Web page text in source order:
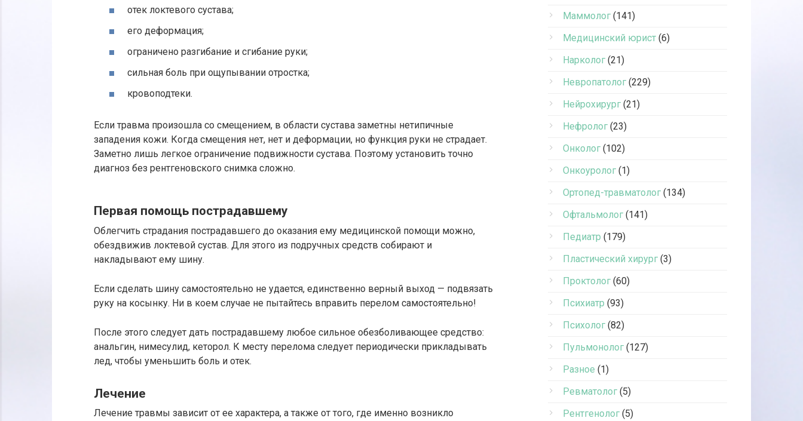
отек локтевого сустава;
его деформация;
ограничено разгибание и сгибание руки;
сильная боль при ощупывании отростка;
кровоподтеки.
Если травма произошла со смещением, в области сустава заметны нетипичные
западения кожи. Когда смещения нет, нет и деформации, но функция руки не страдает.
Заметно лишь легкое ограничение подвижности сустава. Поэтому установить точно
диагноз без рентгеновского снимка сложно.
Первая помощь пострадавшему
Облегчить страдания пострадавшего до оказания ему медицинской помощи можно,
обездвижив локтевой сустав. Для этого из подручных средств собирают и
накладывают ему шину.
Если сделать шину самостоятельно не удается, единственно верный выход — подвязать
руку на косынку. Ни в коем случае не пытайтесь вправить перелом самостоятельно!
После этого следует дать пострадавшему любое сильное обезболивающее средство:
анальгин, нимесулид, кеторол. К месту перелома следует периодически прикладывать
лед, чтобы уменьшить боль и отек.
Лечение
Лечение травмы зависит от ее характера, а также от того, где именно возникло
Маммолог (141)
Медицинский юрист (6)
Нарколог (21)
Невропатолог (229)
Нейрохирург (21)
Нефролог (23)
Онколог (102)
Онкоуролог (1)
Ортопед-травматолог (134)
Офтальмолог (141)
Педиатр (179)
Пластический хирург (3)
Проктолог (60)
Психиатр (93)
Психолог (82)
Пульмонолог (127)
Разное (1)
Ревматолог (5)
Рентгенолог (5)